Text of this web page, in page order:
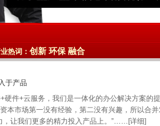
热词： 创新 环保 融合
于产品
件+云服务，我们是一体化的办公解决方案的
本市场第一没有经验，第二没有兴趣，所以合
让我们更多的精力投入产品上。”…… [详细]